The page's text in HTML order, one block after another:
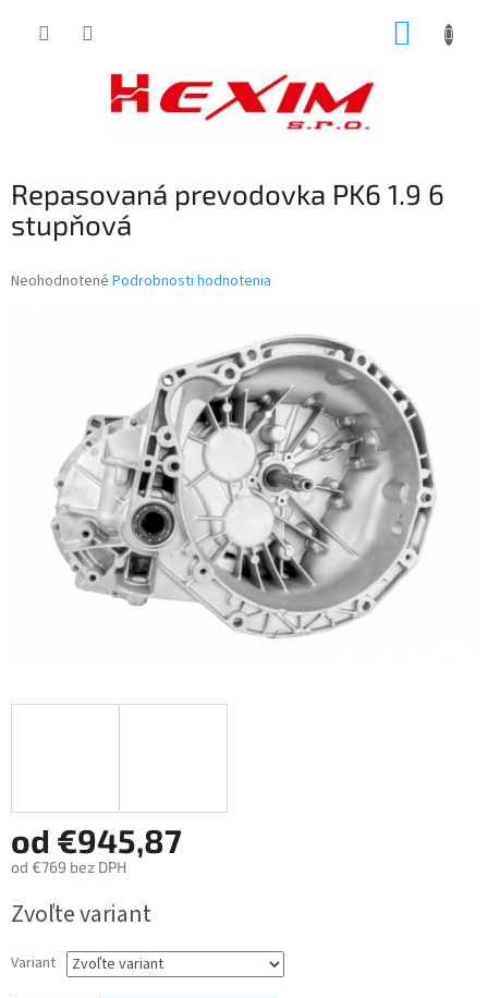
Repasovaná prevodovka PK6 1.9 6
stupňová
Priemerné
hviezdičiek.
Neohodnotené Podrobnosti hodnotenia
od €945,87
od €769 bez DPH
cena:
Zvoľte variant
Variant